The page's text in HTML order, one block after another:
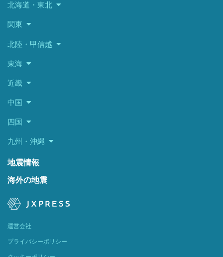
北海道・東北
関東
北陸・甲信越
東海
近畿
中国
四国
九州・沖縄
地震情報
海外の地震
運営会社
プライバシーポリシー